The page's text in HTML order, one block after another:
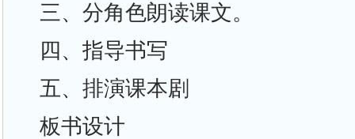
三、分角色朗读课文。
四、指导书写
五、排演课本剧
板书设计